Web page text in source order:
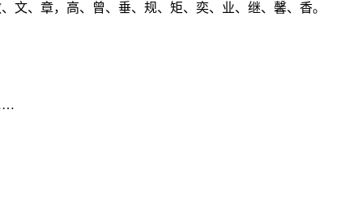
、章，高、曾、垂、规、矩、奕、业、继、馨、香。